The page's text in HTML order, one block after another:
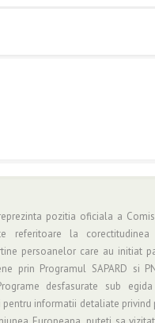
pozitia oficiala a
referitoare la
persoanelor care au initiat
prin Programul SAPARD si
desfasurate sub
pentru informatii detaliate